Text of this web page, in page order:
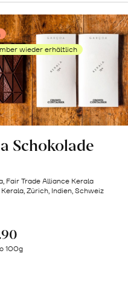
Reis
erfahren
wieder erhältlich
Schokolade
Fair Trade Alliance Kerala
Kerala, Zürich, Indien, Schweiz
100g